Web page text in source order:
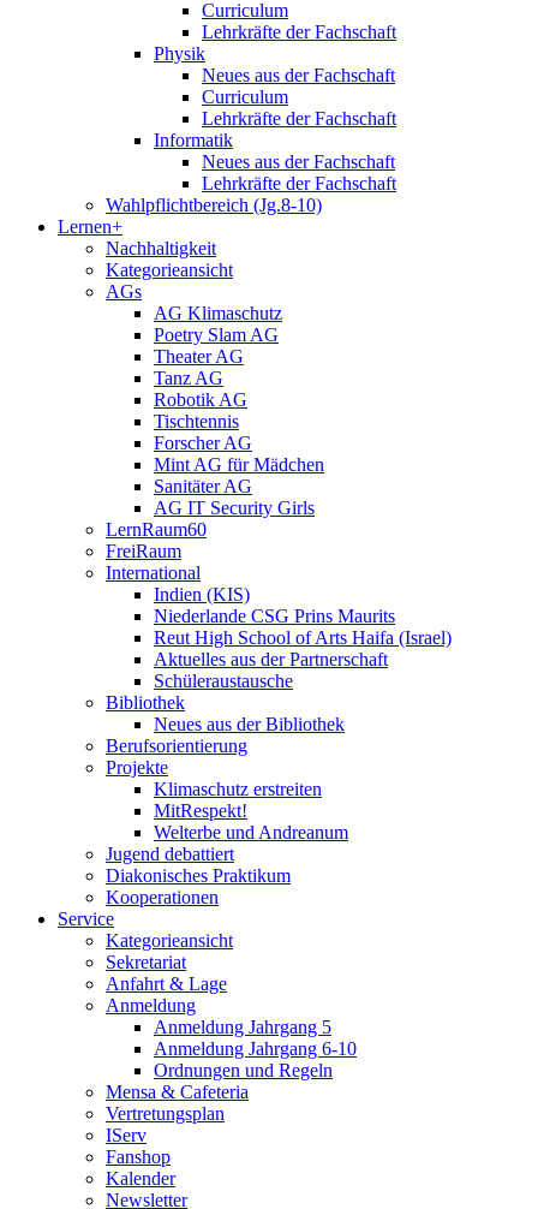
Curriculum
Lehrkräfte der Fachschaft
Physik
Neues aus der Fachschaft
Curriculum
Lehrkräfte der Fachschaft
Informatik
Neues aus der Fachschaft
Lehrkräfte der Fachschaft
Wahlpflichtbereich (Jg.8-10)
Lernen+
Nachhaltigkeit
Kategorieansicht
AGs
AG Klimaschutz
Poetry Slam AG
Theater AG
Tanz AG
Robotik AG
Tischtennis
Forscher AG
Mint AG für Mädchen
Sanitäter AG
AG IT Security Girls
LernRaum60
FreiRaum
International
Indien (KIS)
Niederlande CSG Prins Maurits
Reut High School of Arts Haifa (Israel)
Aktuelles aus der Partnerschaft
Schüleraustausche
Bibliothek
Neues aus der Bibliothek
Berufsorientierung
Projekte
Klimaschutz erstreiten
MitRespekt!
Welterbe und Andreanum
Jugend debattiert
Diakonisches Praktikum
Kooperationen
Service
Kategorieansicht
Sekretariat
Anfahrt & Lage
Anmeldung
Anmeldung Jahrgang 5
Anmeldung Jahrgang 6-10
Ordnungen und Regeln
Mensa & Cafeteria
Vertretungsplan
IServ
Fanshop
Kalender
Newsletter